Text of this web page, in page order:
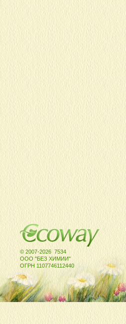
© 2007-2026 7534
ООО "БЕЗ ХИМИИ"
ОГРН 1107746112440